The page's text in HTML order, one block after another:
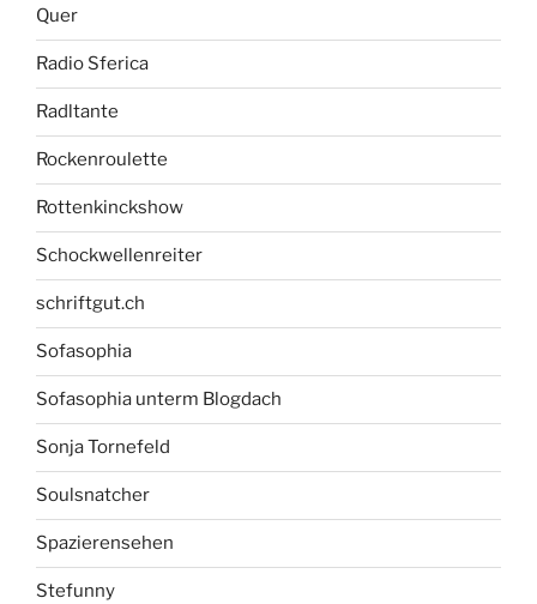
Quer
Radio Sferica
Radltante
Rockenroulette
Rottenkinckshow
Schockwellenreiter
schriftgut.ch
Sofasophia
Sofasophia unterm Blogdach
Sonja Tornefeld
Soulsnatcher
Spazierensehen
Stefunny